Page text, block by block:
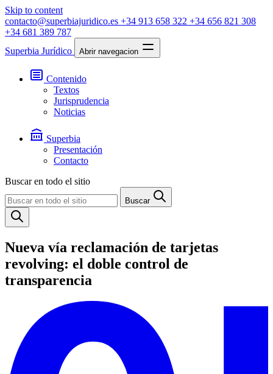
Skip to content
contacto@superbiajuridico.es +34 913 658 322 +34 656 821 308
+34 681 389 787
Superbia Jurídico
Abrir navegacion
Contenido
Textos
Jurisprudencia
Noticias
Superbia
Presentación
Contacto
Buscar en todo el sitio
Buscar
Nueva vía reclamación de tarjetas
revolving: el doble control de
transparencia